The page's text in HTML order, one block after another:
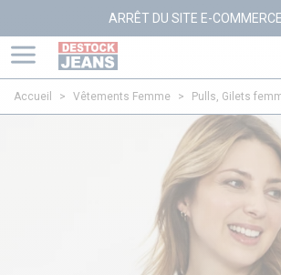
ARRÊT DU SITE E-COMMERCE
Accueil > Vêtements Femme > Pulls, Gilets